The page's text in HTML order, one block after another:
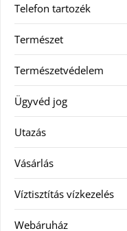
Telefon tartozék
Természet
Természetvédelem
Ügyvéd jog
Utazás
Vásárlás
Víztisztítás vízkezelés
Webáruház